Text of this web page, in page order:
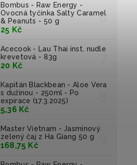
Bombus - Raw Energy -
Ovocná tyčinka Salty Caramel
& Peanuts - 50 g
25 Kč
Acecook - Lau Thai inst. nudle
krevetová - 83g
20 Kč
Kapitán Blackbean - Aloe Vera
s dužinou - 250ml - Po
expirace (17.3.2025)
5,36 Kč
Master Vietnam - Jasmínový
zelený čaj z Ha Giang 50 g
168,75 Kč